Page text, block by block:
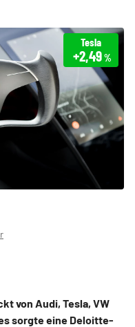
Tesla
+2,49%
von Audi, Tesla, VW
sorgte eine Deloitte-